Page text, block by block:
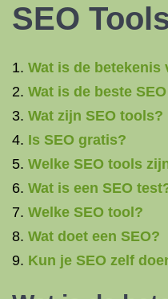
SEO
Wat is de betekenis
Wat is de beste
Wat zijn SEO tools?
Is SEO gratis?
Welke SEO tools
Wat is een SEO
Welke SEO tool?
Wat doet een SEO?
Kun je SEO zelf